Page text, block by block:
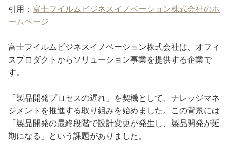
引用： 富士フイルムビジネスイノベーション株式会社のホ
ームページ
富士フイルムビジネスイノベーション株式会社は、オフィ
スプロダクトからソリューション事業を提供する企業で
す。
「製品開発プロセスの遅れ」を契機として、ナレッジマネ
ジメントを推進する取り組みを始めました。この背景には
「製品開発の最終段階で設計変更が発生し、製品開発が延
期になる」という課題がありました。